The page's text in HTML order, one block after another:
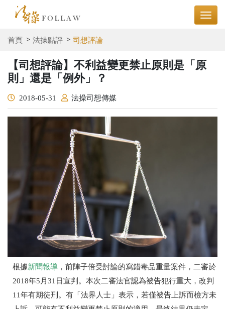
首頁 法操點評 司想評論
【司想評論】不利益變更禁止原則是「原
則」還是「例外」？
2018-05-31 法操司想傳媒
根據新聞報導 ，前陣子倍受討論的寫錯毒品重量案件，二審於
2018年5月31日宣判。本次二審法官認為被告犯行重大，改判
11年有期徒刑。有「法界人士」表示，若僅被告上訴而檢方未